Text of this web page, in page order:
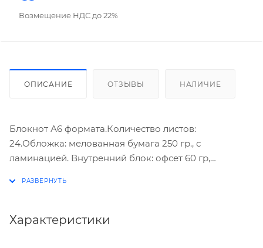
Возмещение НДС до 22%
ОПИСАНИЕ ОТЗЫВЫ НАЛИЧИЕ
Блокнот А6 формата.Количество листов:
24.Обложка: мелованная бумага 250 гр., с
ламинацией. Внутренний блок: офсет 60 гр,
фиксируйте идеи, делайте зарисовки.
Характеристики